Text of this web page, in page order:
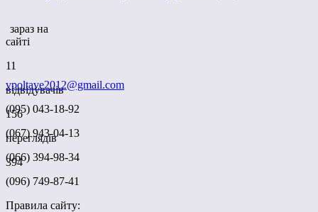
зараз на
сайті
11
відвідувачів
156
переглядів
394
vpoltave2012@gmail.com
(095) 043-18-92
(067) 943-04-13
(066) 394-98-34
(096) 749-87-41
Правила сайту: